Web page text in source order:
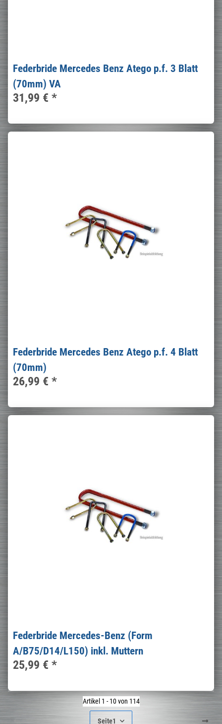
Federbride Mercedes Benz Atego p.f. 3 Blatt
(70mm) VA
31,99 € *
Federbride Mercedes Benz Atego p.f. 4 Blatt
(70mm)
26,99 € *
Federbride Mercedes-Benz (Form
A/B75/D14/L150) inkl. Muttern
25,99 € *
Artikel 1 - 10 von 114
Seite1